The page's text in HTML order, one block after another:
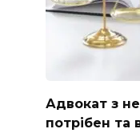
Адвокат з
потрібен та